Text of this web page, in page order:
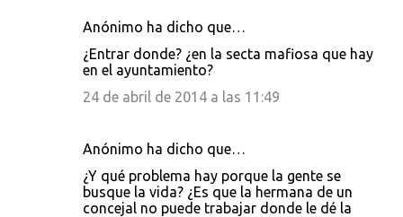
Anónimo ha dicho que…
¿Entrar donde? ¿en la secta mafiosa que hay
en el ayuntamiento?
24 de abril de 2014 a las 11:49
Anónimo ha dicho que…
¿Y qué problema hay porque la gente se
busque la vida? ¿Es que la hermana de un
concejal no puede trabajar donde le dé la